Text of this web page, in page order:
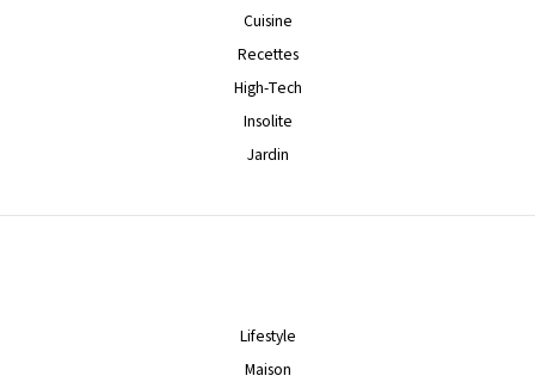
Cuisine
Recettes
High-Tech
Insolite
Jardin
Lifestyle
Maison